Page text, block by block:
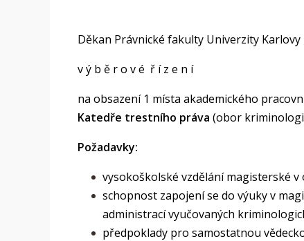
Děkan Právnické fakulty Univerzity
v ý b ě r o v é ř í z e n í
na obsazení 1 místa akademického
Katedře trestního práva (obor
Požadavky:
vysokoškolské vzdělání magisterské
schopnost zapojení se do výuky v
administrací vyučovaných
předpoklady pro samostatnou